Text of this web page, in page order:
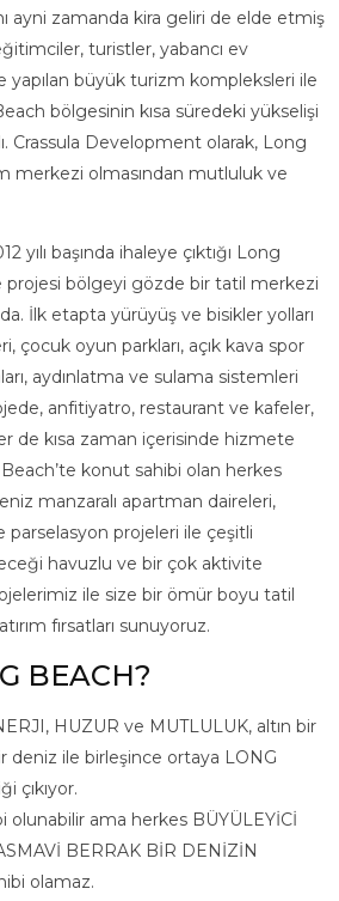
ayni zamanda kira geliri de elde etmiş
turistler, yabancı ev
yapılan büyük turizm kompleksleri ile
bölgesinin kısa süredeki yükselişi
Crassula Development olarak, Long
merkezi olmasından mutluluk ve
yılı başında ihaleye çıktığı Long
projesi bölgeyi gözde bir tatil merkezi
İlk etapta yürüyüş ve bisikler yolları
çocuk oyun parkları, açık kava spor
aydınlatma ve sulama sistemleri
anfitiyatro, restaurant ve kafeler,
de kısa zaman içerisinde hizmete
konut sahibi olan herkes
manzaralı apartman daireleri,
parselasyon projeleri ile çeşitli
havuzlu ve bir çok aktivite
ile size bir ömür boyu tatil
fırsatları sunuyoruz.
BEACH?
HUZUR ve MUTLULUK, altın bir
deniz ile birleşince ortaya LONG
çıkıyor.
olunabilir ama herkes BÜYÜLEYİCİ
BERRAK BİR DENİZİN
olamaz.